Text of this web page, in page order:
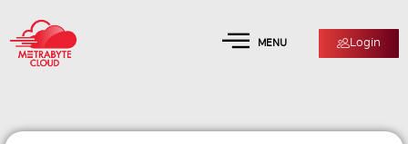
MENU Login